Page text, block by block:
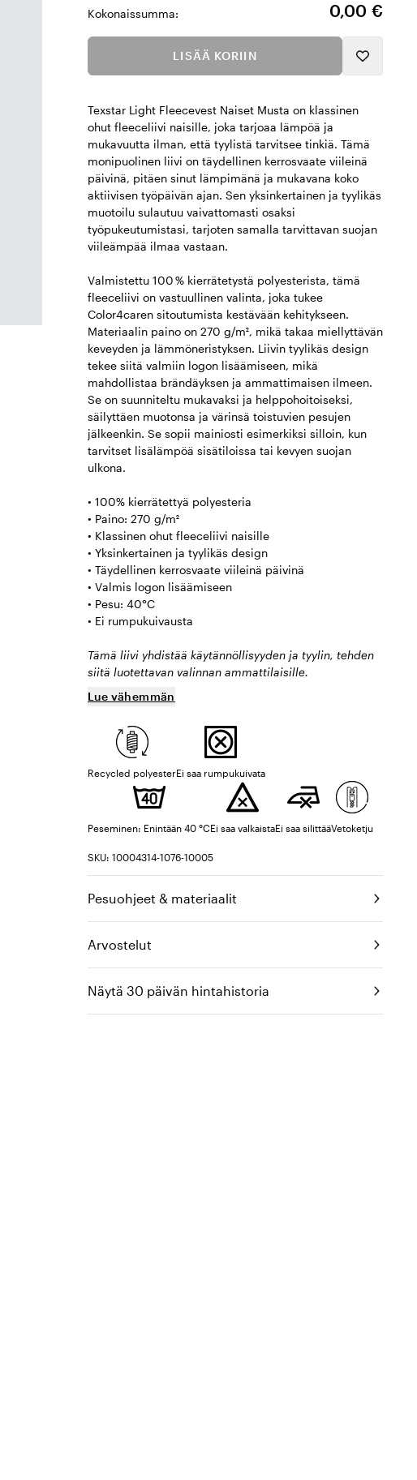
Kokonaissumma:
0,00 €
LISÄÄ KORIIN
Texstar Light Fleecevest Naiset Musta on klassinen
ohut fleeceliivi naisille, joka tarjoaa lämpöä ja
mukavuutta ilman, että tyylistä tarvitsee tinkiä. Tämä
monipuolinen liivi on täydellinen kerrosvaate viileinä
päivinä, pitäen sinut lämpimänä ja mukavana koko
aktiivisen työpäivän ajan. Sen yksinkertainen ja tyylikäs
muotoilu sulautuu vaivattomasti osaksi
työpukeutumistasi, tarjoten samalla tarvittavan suojan
viileämpää ilmaa vastaan.
Valmistettu 100 % kierrätetystä polyesterista, tämä
fleeceliivi on vastuullinen valinta, joka tukee
Color4caren sitoutumista kestävään kehitykseen.
Materiaalin paino on 270 g/m², mikä takaa miellyttävän
keveyden ja lämmöneristyksen. Liivin tyylikäs design
tekee siitä valmiin logon lisäämiseen, mikä
mahdollistaa brändäyksen ja ammattimaisen ilmeen.
Se on suunniteltu mukavaksi ja helppohoitoiseksi,
säilyttäen muotonsa ja värinsä toistuvien pesujen
jälkeenkin. Se sopii mainiosti esimerkiksi silloin, kun
tarvitset lisälämpöä sisätiloissa tai kevyen suojan
ulkona.
• 100% kierrätettyä polyesteria
• Paino: 270 g/m²
• Klassinen ohut fleeceliivi naisille
• Yksinkertainen ja tyylikäs design
• Täydellinen kerrosvaate viileinä päivinä
• Valmis logon lisäämiseen
• Pesu: 40°C
• Ei rumpukuivausta
Tämä liivi yhdistää käytännöllisyyden ja tyylin, tehden
siitä luotettavan valinnan ammattilaisille.
Lue vähemmän
Recycled polyesterEi saa rumpukuivata
Peseminen: Enintään 40 °CEi saa valkaistaEi saa silittääVetoketju
SKU: 10004314-1076-10005
Pesuohjeet & materiaalit
Arvostelut
Näytä 30 päivän hintahistoria